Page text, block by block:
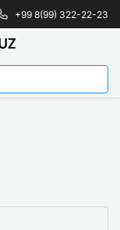
+99 8(99) 322-22-23